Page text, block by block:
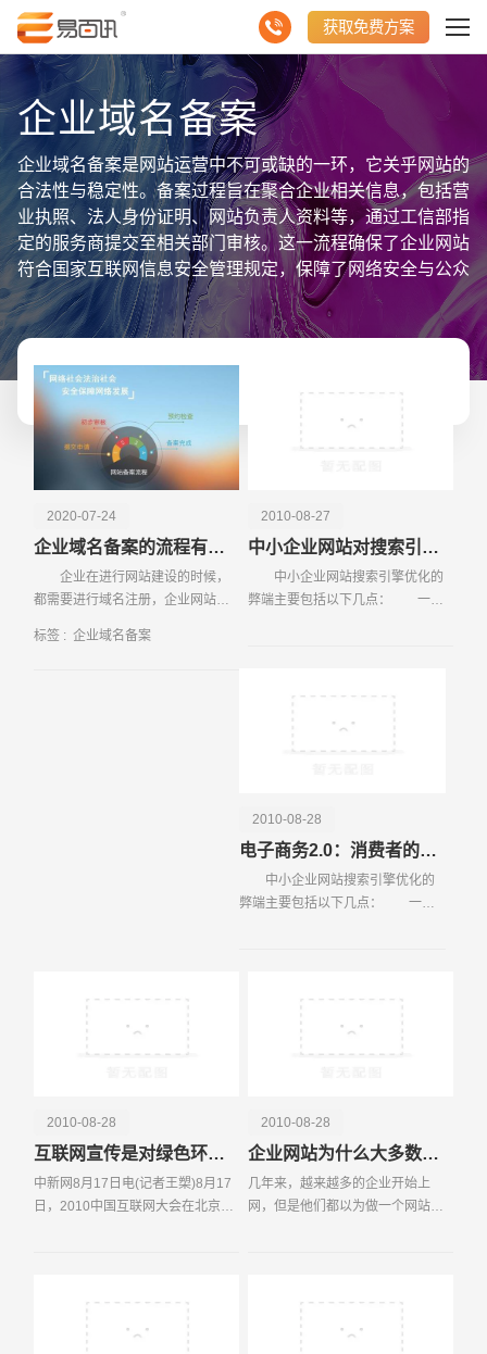
获取免费方案
企业域名备案
企业域名备案是网站运营中不可或缺的一环，它关乎网站的
合法性与稳定性。备案过程旨在聚合企业相关信息，包括营
业执照、法人身份证明、网站负责人资料等，通过工信部指
定的服务商提交至相关部门审核。这一流程确保了企业网站
符合国家互联网信息安全管理规定，保障了网络安全与公众
利益。 备案成功后，企业将获得唯一的备案号，该号码需
醒目地展示在网站首页底部，以便公众监督与查询。此外，
备案还促进了网站数据信息的聚合展示，提升了网站的专业
性和可信度。对于聚合支付、电子商务等涉及交易功能的网
站而言，域名备案更是保障用户资金安全与交易顺利进行的
基础。 综上所述，企业域名备案是网站运营中的重要环
节，它不仅是对企业资质的认可，也是对用户权益的保障，
为网站的合法运营与数据信息的有效聚合提供了坚实支撑。
2020-07-24
企业域名备案的流程有哪些
企业在进行网站建设的时候，
都需要进行域名注册，企业网站的
域名具有唯一性，就像人的身份证
标签 : 企业域名备案
2010-08-27
中小企业网站对搜索引擎优化存在的弊端
中小企业网站搜索引擎优化的
弊端主要包括以下几点： 一、
2010-08-28
电子商务2.0：消费者的革命
中小企业网站搜索引擎优化的
弊端主要包括以下几点： 一、
2010-08-28
企业网站为什么大多数都发挥不了作用？
几年来，越来越多的企业开始上
网，但是他们都以为做一个网站就
2010-08-28
互联网宣传是对绿色环保事业的良好支持
中新网8月17日电(记者王槊)8月17
日，2010中国互联网大会在北京举
电话 微信号